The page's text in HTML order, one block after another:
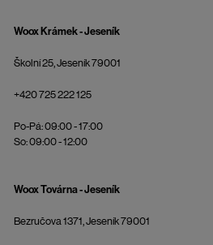
Woox Krámek - Jeseník
Školní 25, Jeseník 79001
+420 725 222 125
Po-Pá: 09:00 - 17:00
So: 09:00 - 12:00
Woox Továrna - Jeseník
Bezručova 1371, Jeseník 79001